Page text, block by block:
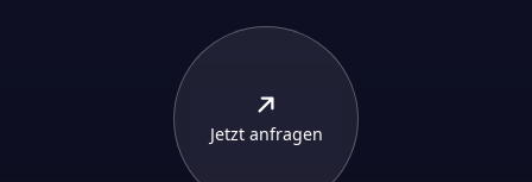
Jetzt anfragen